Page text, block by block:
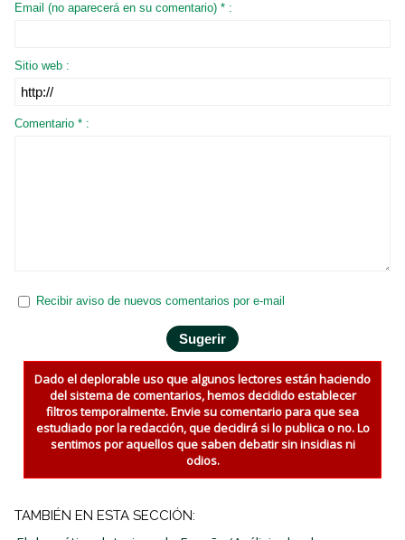
Email (no aparecerá en su comentario) * :
Sitio web :
Comentario * :
Recibir aviso de nuevos comentarios por e-mail
Dado el deplorable uso que algunos lectores están haciendo
del sistema de comentarios, hemos decidido establecer
filtros temporalmente. Envie su comentario para que sea
estudiado por la redacción, que decidirá si lo publica o no. Lo
sentimos por aquellos que saben debatir sin insidias ni
odios.
TAMBIÉN EN ESTA SECCIÓN: